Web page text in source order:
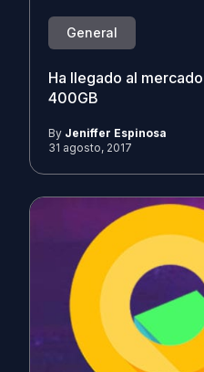
General
Ha llegado al
400GB
By Jeniffer Espinosa
31 agosto, 2017